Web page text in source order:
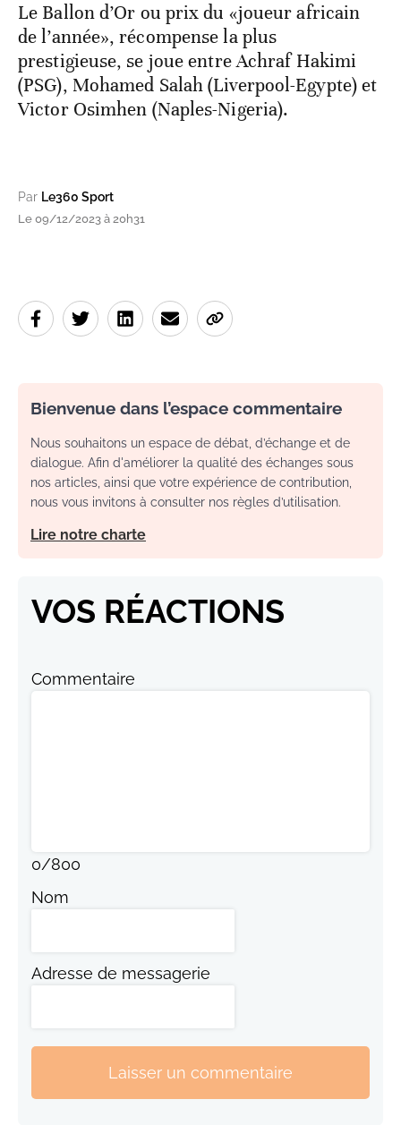
Le Ballon d’Or ou prix du «joueur africain
de l’année», récompense la plus
prestigieuse, se joue entre Achraf Hakimi
(PSG), Mohamed Salah (Liverpool-Egypte) et
Victor Osimhen (Naples-Nigeria).
Par Le360 Sport
Le 09/12/2023 à 20h31
Bienvenue dans l’espace commentaire
Nous souhaitons un espace de débat, d’échange et de
dialogue. Afin d'améliorer la qualité des échanges sous
nos articles, ainsi que votre expérience de contribution,
nous vous invitons à consulter nos règles d’utilisation.
Lire notre charte
VOS RÉACTIONS
Commentaire
0/800
Nom
Adresse de messagerie
Laisser un commentaire